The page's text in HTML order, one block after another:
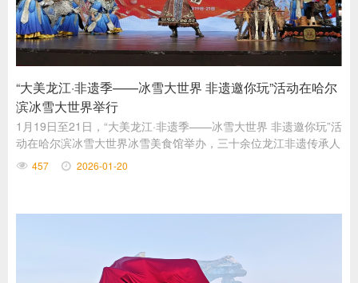
“大美龙江·非遗季——冰雪大世界 非遗邀你玩”活动在哈尔
滨冰雪大世界举行
1月19日至21日，“大美龙江·非遗季——冰雪大世界 非遗邀你玩”活
动在哈尔滨冰雪大世界冰雪美食馆举办，三十余位龙江非遗传承人
齐聚一堂，用精湛技艺勾勒出一幅绚丽的多民族文化画卷。
457 2026-01-20